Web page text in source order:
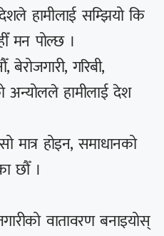
हामीलाई सम्झियो कि
मन पोल्छ ।
बेरोजगारी, गरिबी,
हामीलाई देश
होइन, समाधानको
छौँ ।
वातावरण बनाइयोस्